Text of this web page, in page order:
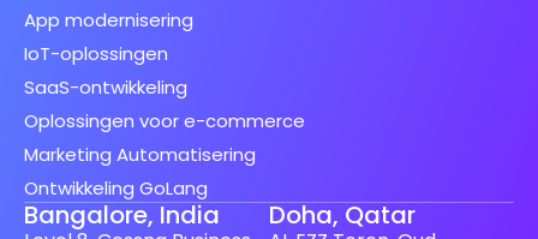
App modernisering
IoT-oplossingen
SaaS-ontwikkeling
Oplossingen voor e-commerce
Marketing Automatisering
Ontwikkeling GoLang
Bangalore, India Doha, Qatar